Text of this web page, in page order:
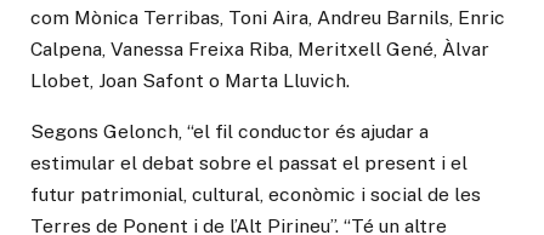
com Mònica Terribas, Toni Aira, Andreu Barnils, Enric
Calpena, Vanessa Freixa Riba, Meritxell Gené, Àlvar
Llobet, Joan Safont o Marta Lluvich.
Segons Gelonch, “el fil conductor és ajudar a
estimular el debat sobre el passat el present i el
futur patrimonial, cultural, econòmic i social de les
Terres de Ponent i de l’Alt Pirineu”. “Té un altre